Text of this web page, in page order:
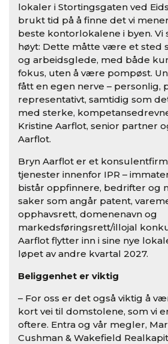
lokaler i Stortingsgaten ved
brukt tid på å finne det vi
beste kontorlokalene i byen. Vi
høyt: Dette måtte være et sted
og arbeidsglede, med både
fokus, uten å være pompøst.
fått en egen nerve – personlig,
representativt, samtidig som
med sterke,
Kristine Aarflot, senior partner
Aarflot.
Bryn Aarflot er et
tjenester innenfor IPR –
bistår oppfinnere, bedrifter og
saker som angår patent,
opphavsrett, domenenavn og
markedsføringsrett/illojal
Aarflot flytter inn i sine nye
løpet av andre kvartal 2027.
Beliggenhet er viktig
– For oss er det også viktig å
kort vei til domstolene, som vi
oftere. Entra og vår megler,
Cushman & Wakefield